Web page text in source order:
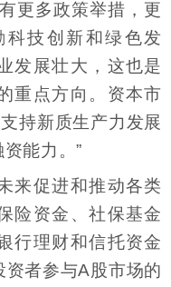
更多政策举措，更
技创新和绿色发
发展壮大，这也是
重点方向。资本市
持新质生产力发展
能力。”
来促进和推动各类
险资金、社保基金
行理财和信托资金
者参与A股市场的